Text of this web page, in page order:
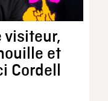
visiteur,
et
Cordell